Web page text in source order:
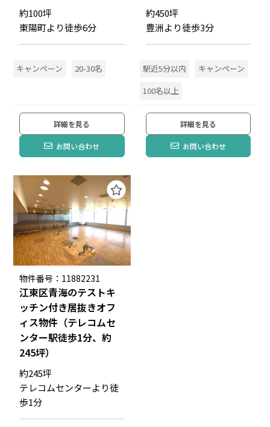
約100坪
東陽町より徒歩6分
キャンペーン 20-30名
詳細を見る
お問い合わせ
約450坪
豊洲より徒歩3分
駅近5分以内
キャンペーン
100名以上
詳細を見る
お問い合わせ
物件番号：11882231
江東区青海のテストキ
ッチン付き居抜きオフ
ィス物件（テレコムセ
ンター駅徒歩1分、約
245坪）
約245坪
テレコムセンターより徒
歩1分